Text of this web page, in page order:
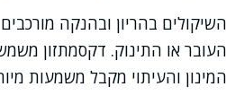
השיקולים בהריון ובהנקה
העובר או התינוק. דקסמתזון
המינון והעיתוי מקבל משמעות